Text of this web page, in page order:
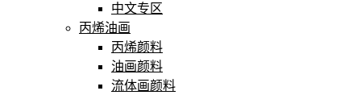
中文专区
丙烯油画
丙烯颜料
油画颜料
流体画颜料